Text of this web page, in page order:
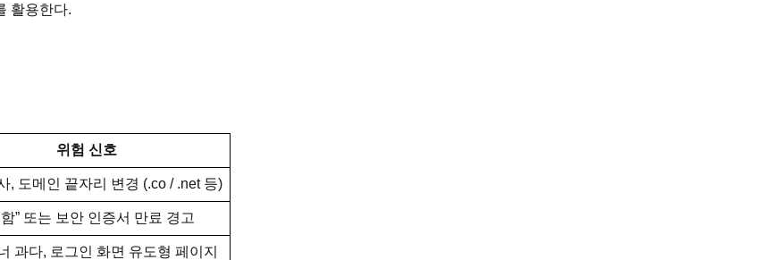
활용한다.
위험 신호
, 도메인 끝자리 변경 (.co / .net 등)
” 또는 보안 인증서 만료 경고
과다, 로그인 화면 유도형 페이지